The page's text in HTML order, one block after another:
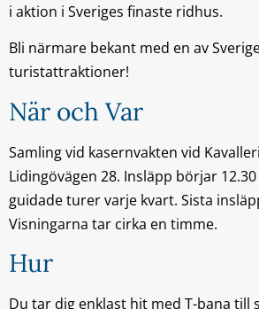
i aktion i Sveriges finaste ridhus.
Bli närmare bekant med en av
turistattraktioner!
När och Var
Samling vid kasernvakten vid
Lidingövägen 28. Insläpp börjar
guidade turer varje kvart. Sista
Visningarna tar cirka en timme.
Hur
Du tar dig enklast hit med T-bana till